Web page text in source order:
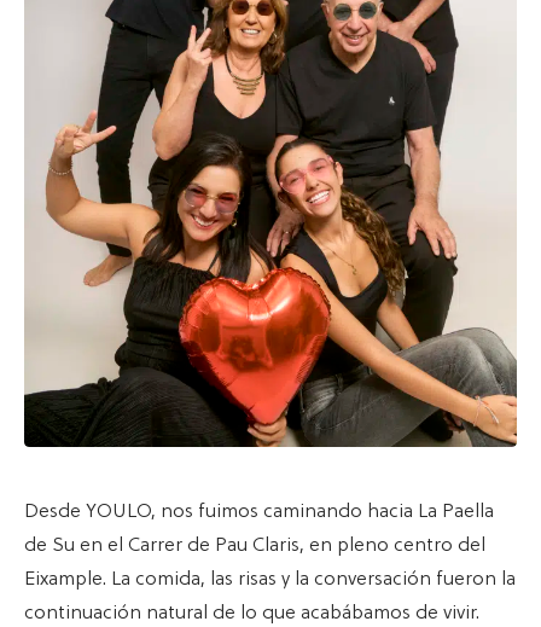
Desde YOULO, nos fuimos caminando hacia La Paella
de Su en el Carrer de Pau Claris, en pleno centro del
Eixample. La comida, las risas y la conversación fueron la
continuación natural de lo que acabábamos de vivir.